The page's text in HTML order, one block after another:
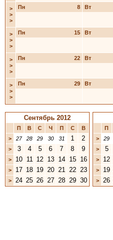
>
>
>
8
Пн Вт
>
>
>
15
Пн Вт
>
>
>
22
Пн Вт
>
>
>
29
Пн Вт
Сентябрь 2012
П В С Ч П С
В
>
27 28 29 30 31 1 2
> 3 4 5 6 7 8 9
> 10 11 12 13 14 15 16
> 17 18 19 20 21 22 23
> 24 25 26 27 28 29 30
П
>
29
> 5
> 12
> 19
> 26